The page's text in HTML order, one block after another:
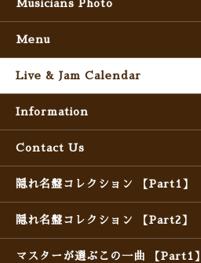
Musicians Photo
Menu
Live & Jam Calendar
Information
Contact Us
隠れ名盤コレクション 【Part1】
隠れ名盤コレクション 【Part2】
マスターが選ぶこの一曲 【Part1】